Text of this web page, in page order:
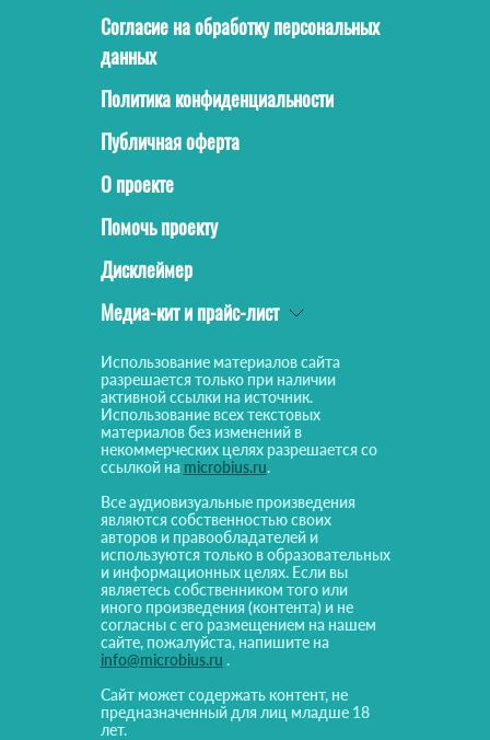
Согласие на обработку персональных
данных
Политика конфиденциальности
Публичная оферта
О проекте
Помочь проекту
Дисклеймер
Медиа-кит и прайс-лист
Использование материалов сайта
разрешается только при наличии
активной ссылки на источник.
Использование всех текстовых
материалов без изменений в
некоммерческих целях разрешается со
ссылкой на microbius.ru.
Все аудиовизуальные произведения
являются собственностью своих
авторов и правообладателей и
используются только в образовательных
и информационных целях. Если вы
являетесь собственником того или
иного произведения (контента) и не
согласны с его размещением на нашем
сайте, пожалуйста, напишите на
info@microbius.ru .
Сайт может содержать контент, не
предназначенный для лиц младше 18
лет.